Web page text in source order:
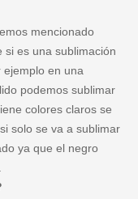
mencionado
es una sublimación
en una
podemos sublimar
colores claros se
solo se va a sublimar
ya que el negro